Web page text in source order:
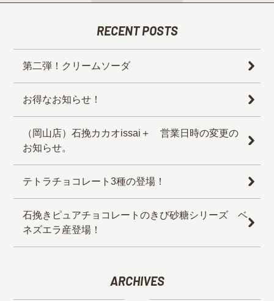
RECENT POSTS
第二弾！クリームソーダ
お得なお知らせ！
（岡山店）石挽カカオissai＋ 営業日時の変更の
お知らせ。
テトラチョコレート3種の登場！
石挽きピュアチョコレートのきび砂糖シリーズ ベ
ネズエラ産登場！
ARCHIVES